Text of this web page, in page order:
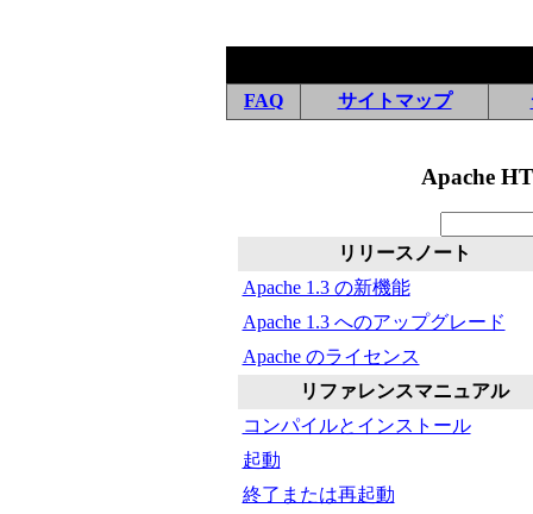
FAQ サイトマップ
Apache
リリースノート
Apache 1.3 の新機能
Apache 1.3 へのアップグレード
Apache のライセンス
リファレンスマニュアル
コンパイルとインストール
起動
終了または再起動